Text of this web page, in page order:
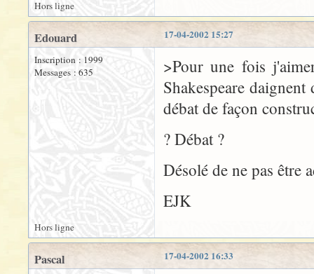
Hors ligne
17-04-2002 15:27
Edouard
Inscription : 1999
Messages : 635
>Pour une fois
Shakespeare
débat de façon
? Débat ?
Désolé de ne pas être
EJK
Hors ligne
17-04-2002 16:33
Pascal